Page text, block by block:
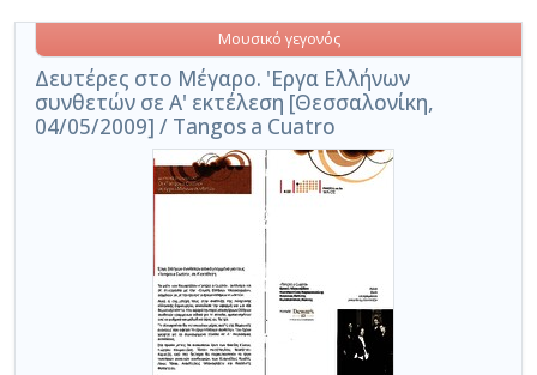
Δευτέρες στο Μέγαρο. 'Εργα Ελλήνων
συνθετών σε Α' εκτέλεση [Θεσσαλονίκη,
04/05/2009] / Tangos a Cuatro
Μουσικό γεγονός